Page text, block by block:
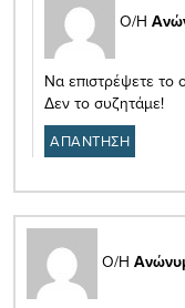
Ο/Η
Να επιστρέψετε το
Δεν το συζητάμε!
ΑΠΑΝΤΗΣΗ
Ο/Η